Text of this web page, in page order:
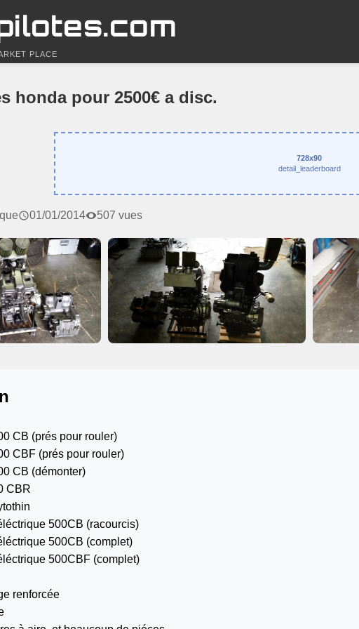
PLACE
honda pour 2500€ a disc.
728x90
detail_leaderboard
01/01/2014 507 vues
CB (prés pour rouler)
CBF (prés pour rouler)
CB (démonter)
CBR
500CB (racourcis)
500CB (complet)
500CBF (complet)
renforcée